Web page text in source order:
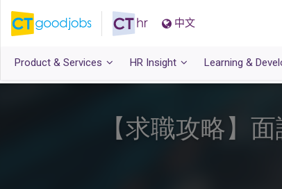
中文
Product & Services HR Insight Learning &
【求職攻略】